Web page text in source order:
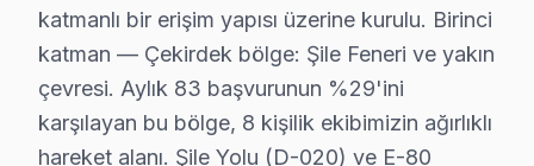
Yazılım/firmware işlemleri ise genellikle 500 ₺ ile
Şile'de Dijitsu Teknik Servis: Fabrika
Şile bölgesinde Dijitsu TV'lerin tamirinde Fabrika
katmanlı bir erişim yapısı üzerine kurulu. Birinci
katman — Çekirdek bölge: Şile Feneri ve yakın
çevresi. Aylık 83 başvurunun %29'ini
karşılayan bu bölge, 8 kişilik ekibimizin ağırlıklı
hareket alanı. Şile Yolu (D-020) ve E-80